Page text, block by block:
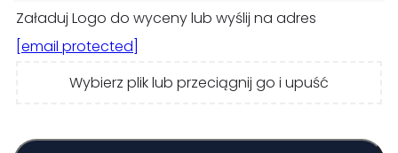
Załaduj Logo do wyceny lub wyślij na adres
[email protected]
Wybierz plik lub przeciągnij go i upuść